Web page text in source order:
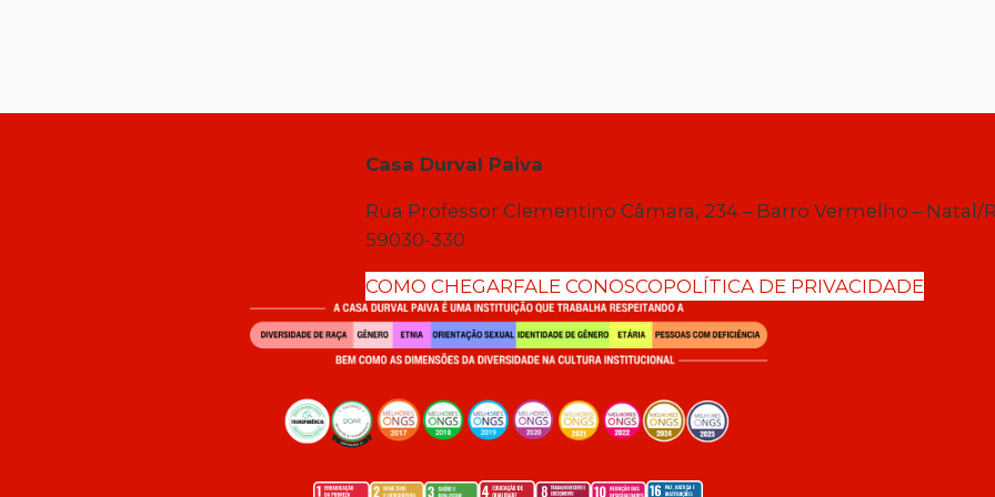
Casa Durval Paiva
Rua Professor Clementino Câmara, 234 – Barro Vermelho – Natal/
59030-330
COMO CHEGARFALE CONOSCOPOLÍTICA DE PRIVACIDADE